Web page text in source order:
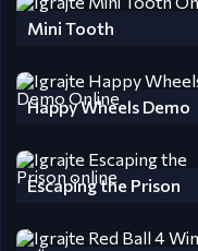
Mini Tooth
Happy Wheels Demo
Escaping the Prison